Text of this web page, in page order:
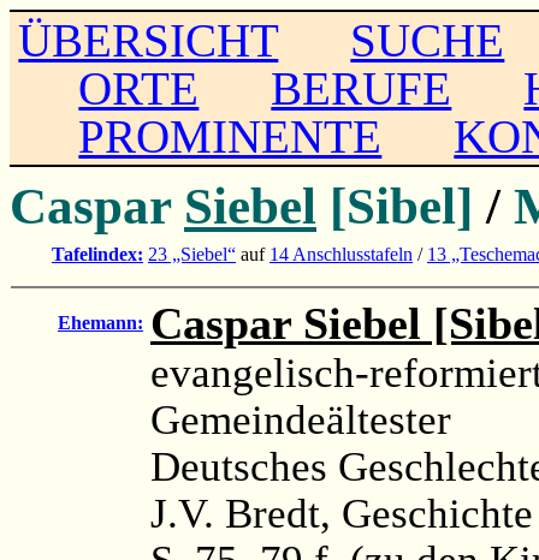
ÜBERSICHT
SUCHE
ORTE
BERUFE
PROMINENTE
Caspar Siebel [Sibel] /
Tafelindex: 23 „Siebel“ auf 14 Anschlusstafeln / 13
Ehemann: Caspar Siebel
evangelisch-
Gemeindeältester
Deutsches
J.V. Bredt,